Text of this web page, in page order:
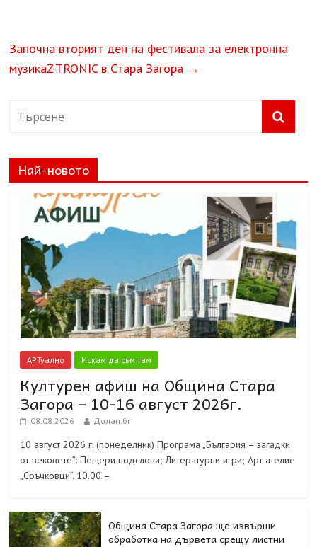
Започна вторият ден на фестивала за електронна
музикаZ-TRONIC в Стара Загора →
Най-новото
АРТуално Искам да съм там
Културен афиш на Община Стара
Загора – 10-16 август 2026г.
08.08.2026 Долап.бг
10 август 2026 г. (понеделник) Програма „България – загадки
от вековете”: Пещери подслони; Литературни игри; Арт ателие
„Сръчковци”. 10.00 –
Община Стара Загора ще извърши
обработка на дървета срещу листни